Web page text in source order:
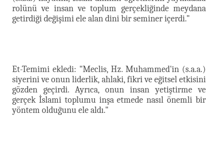
rolünü ve insan ve toplum gerçekliğinde meydana
getirdiği değişimi ele alan dini bir seminer içerdi."
Et-Temimi ekledi: "Meclis, Hz. Muhammed'in (s.a.a.)
siyerini ve onun liderlik, ahlaki, fikri ve eğitsel etkisini
gözden geçirdi. Ayrıca, onun insan yetiştirme ve
gerçek İslami toplumu inşa etmede nasıl önemli bir
yöntem olduğunu ele aldı."